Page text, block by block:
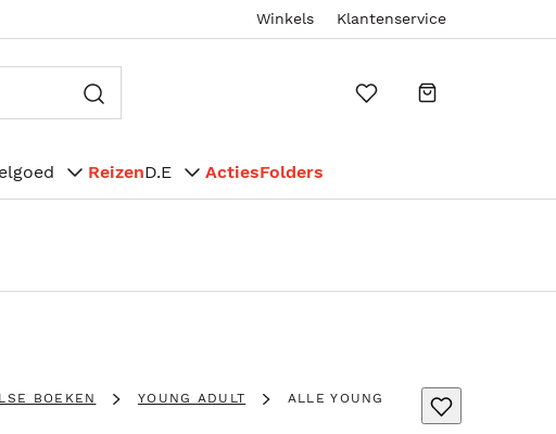
Winkels Klantenservice
ReizenD.E ActiesFolders
BOEKEN YOUNG ADULT
ALLE YOUNG